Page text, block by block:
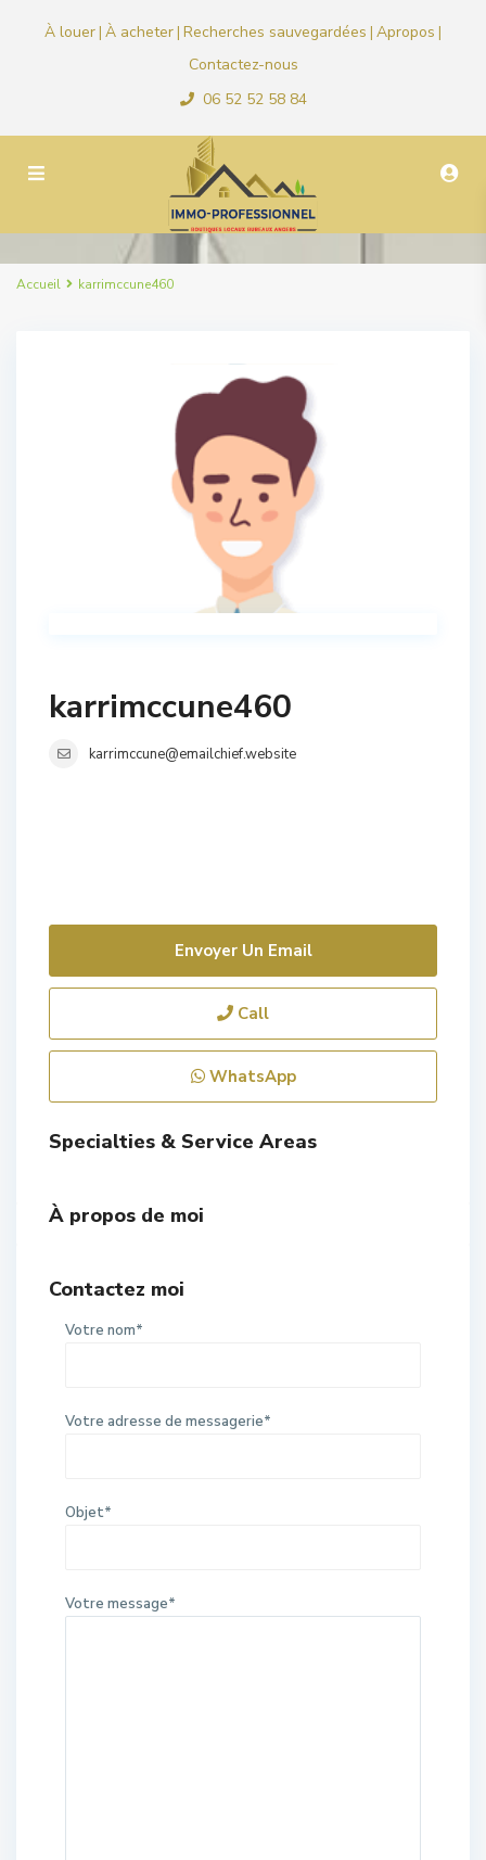
À louer| À acheter| Recherches sauvegardées | Apropos |
Contactez-nous
06 52 52 58 84
Accueil karrimccune460
karrimccune460
karrimccune@emailchief.website
Envoyer Un Email
Call
WhatsApp
Specialties & Service Areas
À propos de moi
Contactez moi
Votre nom*
Votre adresse de messagerie*
Objet*
Votre message*